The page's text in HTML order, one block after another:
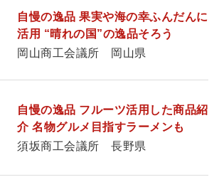
自慢の逸品 果実や海の幸ふんだんに
活用 “晴れの国”の逸品そろう
岡山商工会議所 岡山県
自慢の逸品 フルーツ活用した商品紹
介 名物グルメ目指すラーメンも
須坂商工会議所 長野県